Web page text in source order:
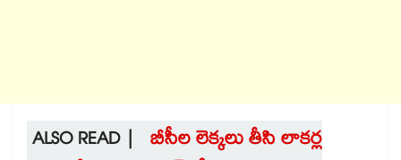
ALSO READ | బీసీల లెక్కలు తీసి లాకర్ల